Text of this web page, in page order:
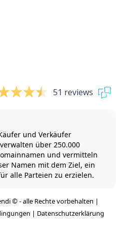
51 reviews
und Verkäufer
über 250.000
und vermitteln
Namen mit dem Ziel, ein
alle Parteien zu erzielen.
© - alle Rechte vorbehalten |
| Datenschutzerklärung